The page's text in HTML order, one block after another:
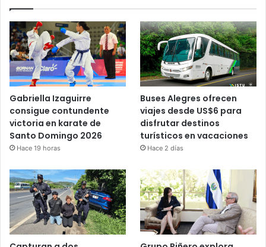
Gabriella Izaguirre
consigue contundente
victoria en karate de
Santo Domingo 2026
Hace 19 horas
Buses Alegres ofrecen
viajes desde US$6 para
disfrutar destinos
turísticos en vacaciones
Hace 2 días